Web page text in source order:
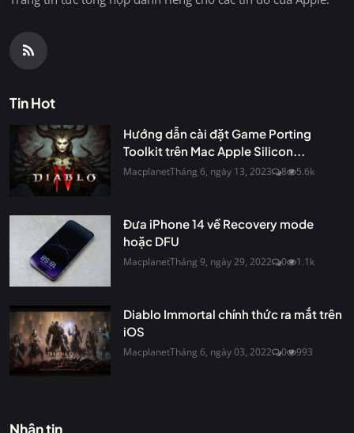
Tin Hot
Hướng dẫn cài đặt Game Porting
Toolkit trên Mac Apple Silicon...
MacplanetTháng 6, ngày 13, 2023 8 5.6k
Đưa iPhone 14 về Recovery mode
hoặc DFU
MacplanetTháng 9, ngày 29, 2022 0 1.1k
Diablo Immortal chính thức ra mắt trên
iOS
MacplanetTháng 6, ngày 03, 2022 0 993
Nhận tin